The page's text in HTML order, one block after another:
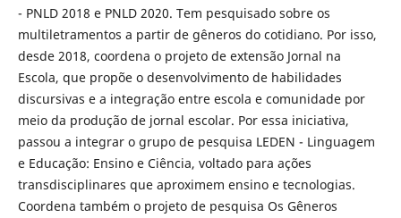
- PNLD 2018 e PNLD 2020. Tem pesquisado sobre os
multiletramentos a partir de gêneros do cotidiano. Por isso,
desde 2018, coordena o projeto de extensão Jornal na
Escola, que propõe o desenvolvimento de habilidades
discursivas e a integração entre escola e comunidade por
meio da produção de jornal escolar. Por essa iniciativa,
passou a integrar o grupo de pesquisa LEDEN - Linguagem
e Educação: Ensino e Ciência, voltado para ações
transdisciplinares que aproximem ensino e tecnologias.
Coordena também o projeto de pesquisa Os Gêneros